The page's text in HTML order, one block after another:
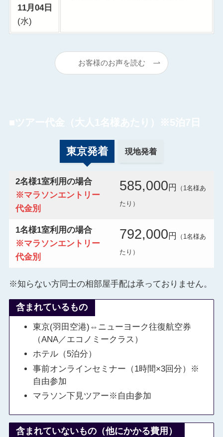
11月04日
(水)
お客様のお声を読む
東京発着 現地発着
2名様1室利用の場合
※マラソンエントリー
代金別
585,000 円 （1名様あ
たり）
1名様1室利用の場合
※マラソンエントリー
代金別
792,000 円 （1名様あ
たり）
※知らない方同士の相部屋手配は承っておりません。
含まれているもの
東京(羽田空港)⇔ニューヨーク往復航空券
（ANA／エコノミークラス）
ホテル（5泊分）
事前オンラインセミナー（1時間×3回分）※
自由参加
マラソン下見ツアー※自由参加
含まれていないもの（他にかかる費用 ）